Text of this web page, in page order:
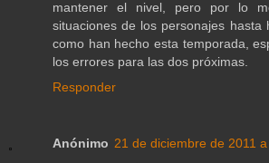
mantener el nivel, pero por lo
situaciones de los personajes hasta
como han hecho esta temporada,
los errores para las dos próximas.
Responder
Anónimo 21 de diciembre de 2011